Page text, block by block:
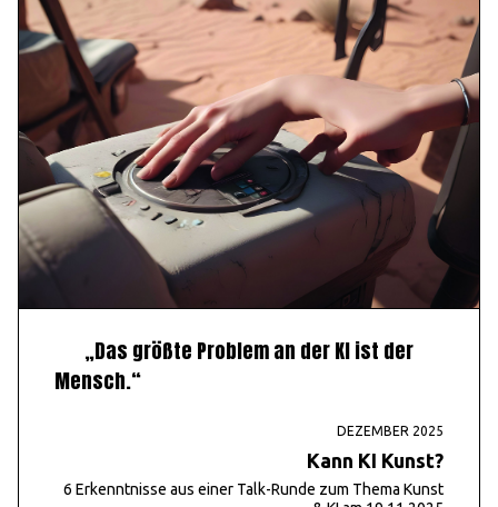
„Das größte Problem an der KI ist der
Mensch.“
DEZEMBER 2025
Kann KI Kunst?
6 Erkenntnisse aus einer Talk-Runde zum Thema Kunst